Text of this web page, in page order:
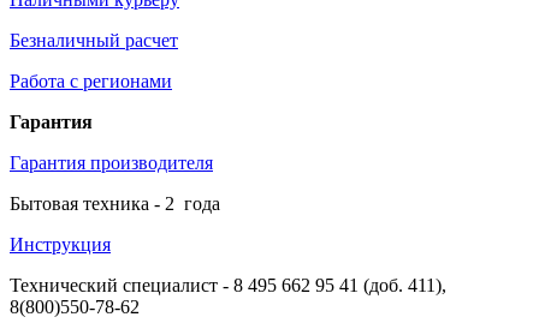
Безналичный расчет
Работа с регионами
Гарантия
Гарантия производителя
Бытовая техника - 2 года
Инструкция
Технический специалист - 8 495 662 95 41 (доб. 411),
8(800)550-78-62